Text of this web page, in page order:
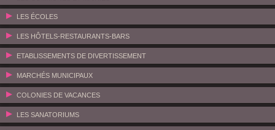
LES ÉCOLES
LES HÔTELS-RESTAURANTS-BARS
ETABLISSEMENTS DE DIVERTISSEMENT
MARCHÉS MUNICIPAUX
COLONIES DE VACANCES
LES SANATORIUMS